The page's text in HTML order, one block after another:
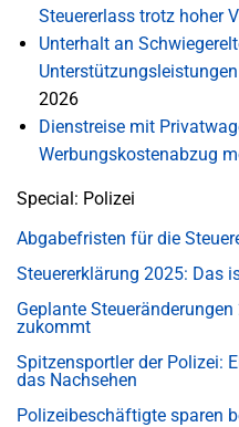
Steuererlass trotz hoher
Unterhalt an
2026
Dienstreise mit
Werbungskostenabzug
Special: Polizei
Abgabefristen für die
Steuererklärung 2025: Das
Geplante
zukommt
Spitzensportler der Polizei:
das Nachsehen
Polizeibeschäftigte sparen